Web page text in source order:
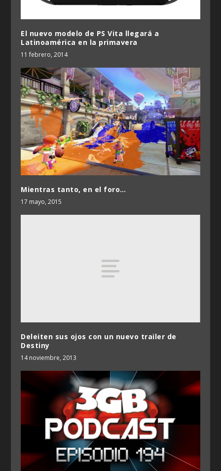
El nuevo modelo de PS Vita llegará a
Latinoamérica en la primavera
11 febrero, 2014
Mientras tanto, en el foro…
17 mayo, 2015
Deleiten sus ojos con un nuevo trailer de
Destiny
14 noviembre, 2013